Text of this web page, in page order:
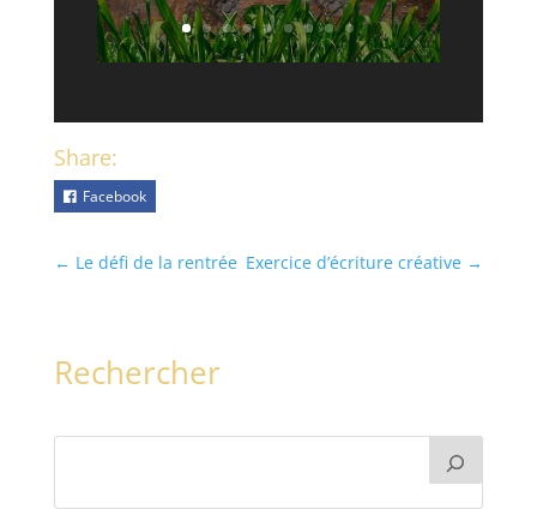
Share:
Facebook
← Le défi de la rentrée Exercice d’écriture créative →
Rechercher